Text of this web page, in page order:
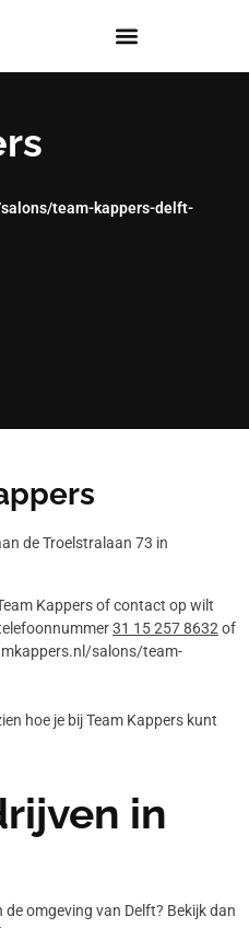
team-kappers-delft-
de Troelstralaan 73 in
Kappers of contact op wilt
31 15 257 8632 of
salons/team-
hoe je bij Team Kappers kunt
in
omgeving van Delft? Bekijk dan